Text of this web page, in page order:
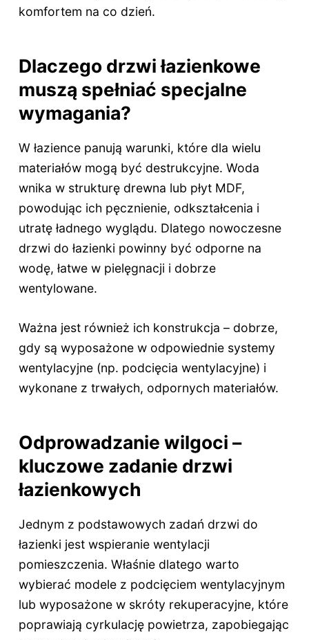
komfortem na co dzień.
Dlaczego drzwi łazienkowe
muszą spełniać specjalne
wymagania?
W łazience panują warunki, które dla wielu
materiałów mogą być destrukcyjne. Woda
wnika w strukturę drewna lub płyt MDF,
powodując ich pęcznienie, odkształcenia i
utratę ładnego wyglądu. Dlatego nowoczesne
drzwi do łazienki powinny być odporne na
wodę, łatwe w pielęgnacji i dobrze
wentylowane.
Ważna jest również ich konstrukcja – dobrze,
gdy są wyposażone w odpowiednie systemy
wentylacyjne (np. podcięcia wentylacyjne) i
wykonane z trwałych, odpornych materiałów.
Odprowadzanie wilgoci –
kluczowe zadanie drzwi
łazienkowych
Jednym z podstawowych zadań drzwi do
łazienki jest wspieranie wentylacji
pomieszczenia. Właśnie dlatego warto
wybierać modele z podcięciem wentylacyjnym
lub wyposażone w skróty rekuperacyjne, które
poprawiają cyrkulację powietrza, zapobiegając